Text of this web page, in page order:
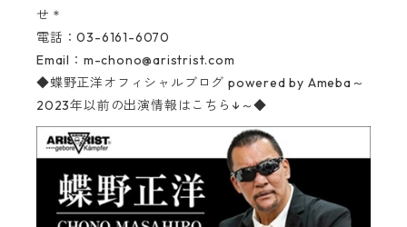
せ ＊
電話：03-6161-6070‬
Email： m-chono@aristrist.com
◆蝶野正洋オフィシャルブログ powered by Ameba～
2023年以前の出演情報はこちら↓～◆